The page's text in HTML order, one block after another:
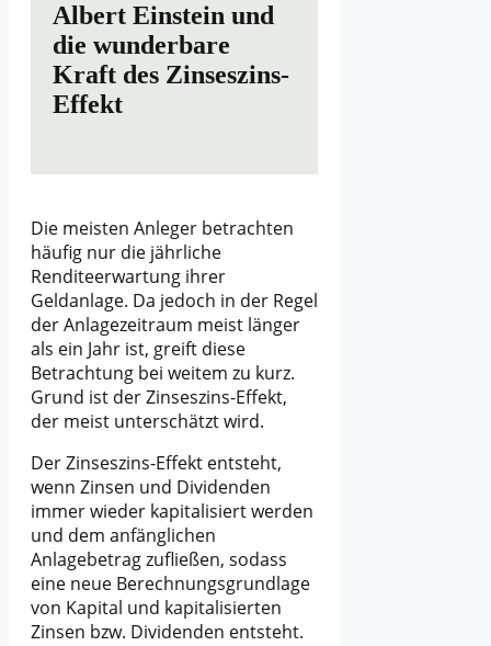
Albert Einstein und
die wunderbare
Kraft des Zinseszins-
Effekt
Die meisten Anleger betrachten
häufig nur die jährliche
Renditeerwartung ihrer
Geldanlage. Da jedoch in der Regel
der Anlagezeitraum meist länger
als ein Jahr ist, greift diese
Betrachtung bei weitem zu kurz.
Grund ist der Zinseszins-Effekt,
der meist unterschätzt wird.
Der Zinseszins-Effekt entsteht,
wenn Zinsen und Dividenden
immer wieder kapitalisiert werden
und dem anfänglichen
Anlagebetrag zufließen, sodass
eine neue Berechnungsgrundlage
von Kapital und kapitalisierten
Zinsen bzw. Dividenden entsteht.